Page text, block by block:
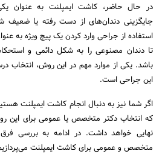
در حال حاضر، کاشت ایمپلنت به عنوان
جایگزینی دندان‌های از دست رفته یا ضعیف
استفاده از جراحی وارد کردن یک پیچ ویژه به
تا دندان مصنوعی را به شکل دائمی و
باشد. یکی از موارد مهم در این روش، انتخاب
این جراحی است.
اگر شما نیز به دنبال انجام کاشت ایمپلنت
که انتخاب دکتر متخصص یا عمومی برای این
نهایی خواهد داشت. در ادامه به بررسی
متخصص و عمومی برای کاشت ایمپلنت